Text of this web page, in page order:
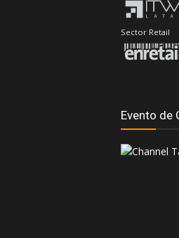
Sector Retail
Evento de